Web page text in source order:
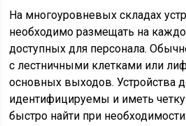
На многоуровневых складах
необходимо размещать на
доступных для персонала.
с лестничными клетками или
основных выходов. Устройства
идентифицируемы и иметь
быстро найти при